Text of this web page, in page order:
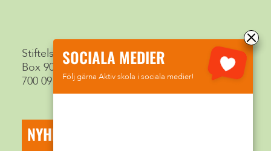
Stiftelsen Aktiv Skola
Box 9015
700 09 Örebro
NYHETSBREV
SOCIALA MEDIER
Följ gärna Aktiv skola i sociala medier!